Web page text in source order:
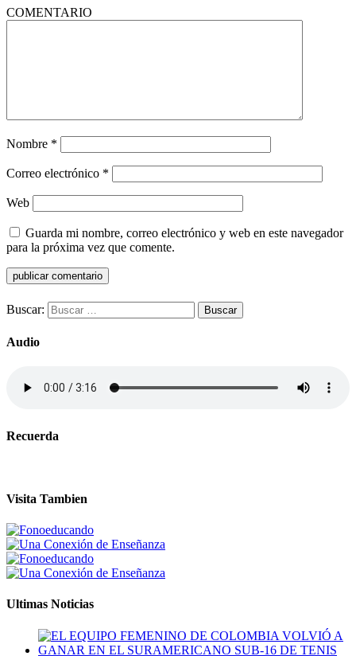
COMENTARIO
Nombre *
Correo electrónico *
Web
Guarda mi nombre, correo electrónico y web en este navegador
para la próxima vez que comente.
Buscar:
Audio
Recuerda
Visita Tambien
Ultimas Noticias